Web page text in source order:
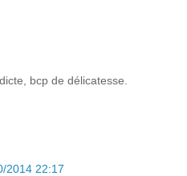
bcp de délicatesse.
2014 22:17